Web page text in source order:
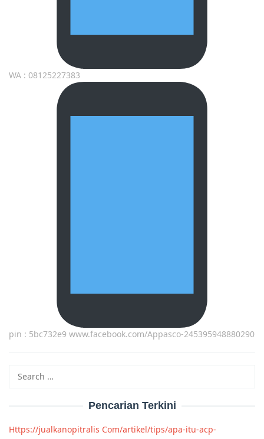
WA : 08125227383
pin : 5bc732e9 www.facebook.com/Appasco-245395948880290
for:
Pencarian Terkini
Https://jualkanopitralis Com/artikel/tips/apa-itu-acp-